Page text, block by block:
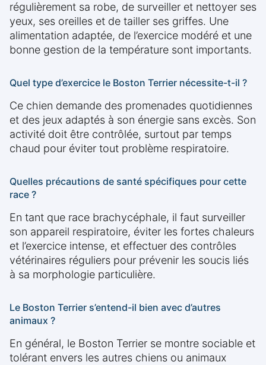
régulièrement sa robe, de surveiller et nettoyer ses
yeux, ses oreilles et de tailler ses griffes. Une
alimentation adaptée, de l’exercice modéré et une
bonne gestion de la température sont importants.
Quel type d’exercice le Boston Terrier nécessite-t-il ?
Ce chien demande des promenades quotidiennes
et des jeux adaptés à son énergie sans excès. Son
activité doit être contrôlée, surtout par temps
chaud pour éviter tout problème respiratoire.
Quelles précautions de santé spécifiques pour cette
race ?
En tant que race brachycéphale, il faut surveiller
son appareil respiratoire, éviter les fortes chaleurs
et l’exercice intense, et effectuer des contrôles
vétérinaires réguliers pour prévenir les soucis liés
à sa morphologie particulière.
Le Boston Terrier s’entend-il bien avec d’autres
animaux ?
En général, le Boston Terrier se montre sociable et
tolérant envers les autres chiens ou animaux